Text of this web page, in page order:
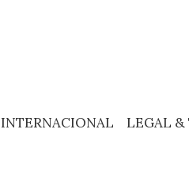
INTERNACIONAL LEGAL &